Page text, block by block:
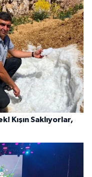
Kışın Saklıyorlar,